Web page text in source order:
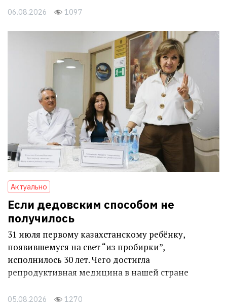
06.08.2026 1097
Актуально
Если дедовским способом не
получилось
31 июля первому казахстанскому ребёнку,
появившемуся на свет “из пробирки”,
исполнилось 30 лет. Чего достигла
репродуктивная медицина в нашей стране
05.08.2026 1270